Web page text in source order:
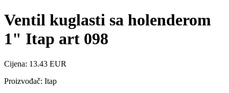
Ventil kuglasti sa holenderom
1" Itap art 098
Cijena: 13.43 EUR
Proizvođač: Itap